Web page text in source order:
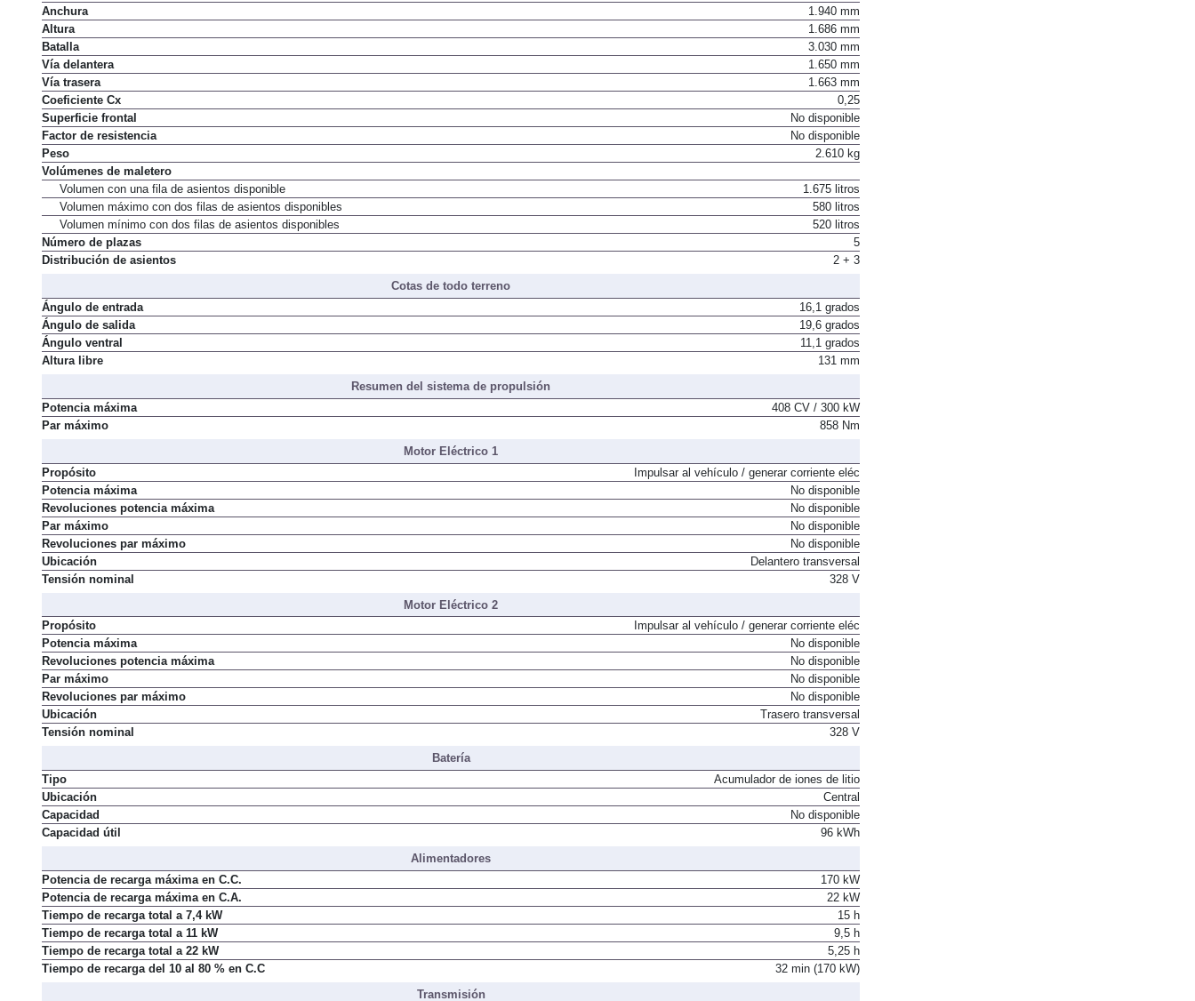
Longitud
4.863 mm
Anchura
1.940 mm
Altura
1.686 mm
Batalla
3.030 mm
Vía delantera
1.650 mm
Vía trasera
1.663 mm
Coeficiente Cx
0,25
Superficie frontal
No disponible
Factor de resistencia
No disponible
Peso
Volúmenes de maletero
Volumen con una fila de asientos disponible
1.675 litros
Volumen máximo con dos filas de asientos disponibles
580 litros
Volumen mínimo con dos filas de asientos disponibles
520 litros
Número de plazas
5
Cotas de todo terreno
Ángulo de entrada
16,1 grados
Ángulo de salida
19,6 grados
Ángulo ventral
11,1 grados
Resumen del sistema de propulsión
Potencia máxima
408 CV / 300 kW
Motor Eléctrico 1
Propósito
Impulsar al vehículo / generar corriente eléc
Potencia máxima
No disponible
Revoluciones potencia máxima
No disponible
Par máximo
No disponible
Revoluciones par máximo
No disponible
Ubicación
Delantero transversal
Motor Eléctrico 2
Propósito
Impulsar al vehículo / generar corriente eléc
Potencia máxima
No disponible
Revoluciones potencia máxima
No disponible
Par máximo
No disponible
Revoluciones par máximo
No disponible
Ubicación
Trasero transversal
Batería
Tipo
Acumulador de iones de litio
Ubicación
Central
Capacidad
No disponible
Alimentadores
Potencia de recarga máxima en C.C.
170 kW
Potencia de recarga máxima en C.A.
22 kW
Tiempo de recarga total a 7,4 kW
15 h
Tiempo de recarga total a 11 kW
9,5 h
Tiempo de recarga total a 22 kW
5,25 h